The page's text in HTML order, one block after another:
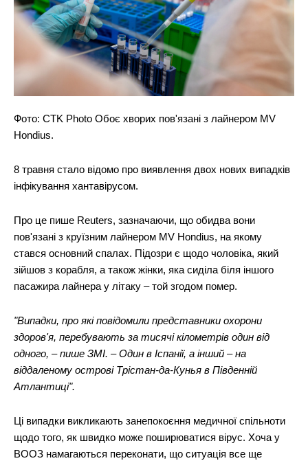
Фото: CTK Photo Обоє хворих пов'язані з лайнером MV
Hondius.
8 травня стало відомо про виявлення двох нових випадків
інфікування хантавірусом.
Про це пише Reuters, зазначаючи, що обидва вони
пов'язані з круїзним лайнером MV Hondius, на якому
стався основний спалах. Підозри є щодо чоловіка, який
зійшов з корабля, а також жінки, яка сиділа біля іншого
пасажира лайнера у літаку – той згодом помер.
"Випадки, про які повідомили представники охорони
здоров'я, перебувають за тисячі кілометрів один від
одного, – пише ЗМІ. – Один в Іспанії, а інший – на
віддаленому острові Трістан-да-Кунья в Південній
Атлантиці".
Ці випадки викликають занепокоєння медичної спільноти
щодо того, як швидко може поширюватися вірус. Хоча у
ВООЗ намагаються переконати, що ситуація все ще